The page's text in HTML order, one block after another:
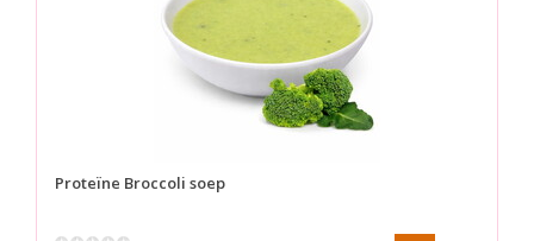
Proteïne Broccoli soep